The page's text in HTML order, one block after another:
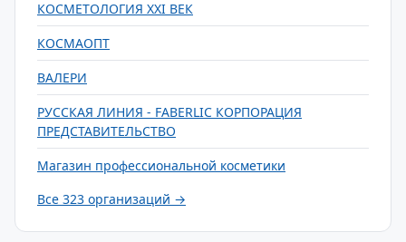
КОСМЕТОЛОГИЯ XXI ВЕК
КОСМАОПТ
ВАЛЕРИ
РУССКАЯ ЛИНИЯ - FABERLIC КОРПОРАЦИЯ
ПРЕДСТАВИТЕЛЬСТВО
Магазин профессиональной косметики
Все 323 организаций →